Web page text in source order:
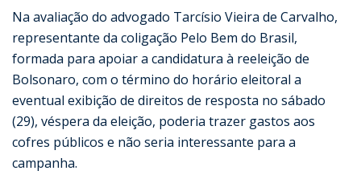
Na avaliação do advogado Tarcísio Vieira de Carvalho,
representante da coligação Pelo Bem do Brasil,
formada para apoiar a candidatura à reeleição de
Bolsonaro, com o término do horário eleitoral a
eventual exibição de direitos de resposta no sábado
(29), véspera da eleição, poderia trazer gastos aos
cofres públicos e não seria interessante para a
campanha.